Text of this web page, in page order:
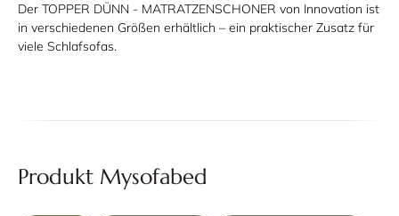
Der TOPPER DÜNN - MATRATZENSCHONER von Innovation ist
in verschiedenen Größen erhältlich – ein praktischer Zusatz für
viele Schlafsofas.
Produkt Mysofabed